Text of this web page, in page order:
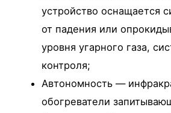
устройство оснащается
от падения или
уровня угарного газа,
контроля;
Автономность —
обогреватели